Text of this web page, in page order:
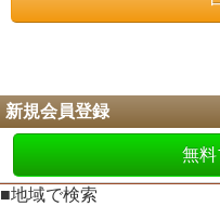
新規会員登録
無
■地域で検索